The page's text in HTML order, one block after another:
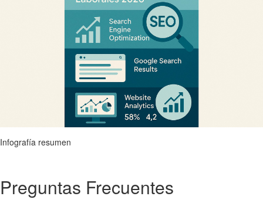
Infografía resumen
Preguntas Frecuentes